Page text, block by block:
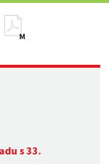
s 33.